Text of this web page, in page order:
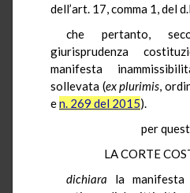
dell’art. 17, comma 1, del
che pertanto,
giurisprudenza
manifesta
sollevata (ex plurimis,
en. 269 del 2015).
per
LA CORTE
dichiara la manifesta